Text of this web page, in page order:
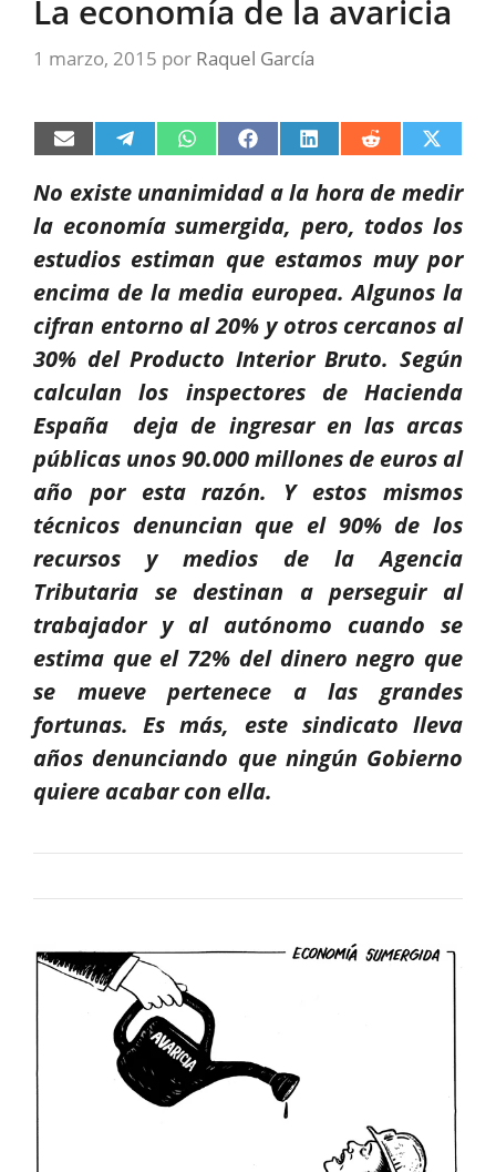
La economía de la avaricia
1 marzo, 2015 por Raquel García
Compartir
en
Compartir
en
Compartir
en
Compartir
en
Compartir
en
Compartir
en en
(Twitter)
No existe unanimidad a la hora de medir
la economía sumergida, pero, todos los
estudios estiman que estamos muy por
encima de la media europea. Algunos la
cifran entorno al 20% y otros cercanos al
30% del Producto Interior Bruto. Según
calculan los inspectores de Hacienda
España deja de ingresar en las arcas
públicas unos 90.000 millones de euros al
año por esta razón. Y estos mismos
técnicos denuncian que el 90% de los
recursos y medios de la Agencia
Tributaria se destinan a perseguir al
trabajador y al autónomo cuando se
estima que el 72% del dinero negro que
se mueve pertenece a las grandes
fortunas. Es más, este sindicato lleva
años denunciando que ningún Gobierno
quiere acabar con ella.